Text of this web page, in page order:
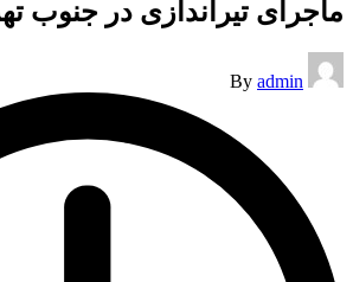
ماجرای تیراندازی در جنوب
Posted
by
By admin